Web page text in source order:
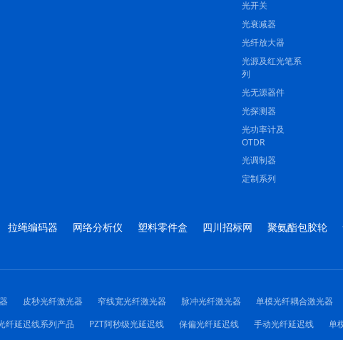
光开关
光衰减器
光纤放大器
光源及红光笔系
列
光无源器件
光探测器
光功率计及
OTDR
光调制器
定制系列
拉绳编码器 网络分析仪 塑料零件盒 四川招标网 聚氨酯包胶轮
皮秒光纤激光器 窄线宽光纤激光器 脉冲光纤激光器 单模光纤耦合激光器
纤延迟线系列产品
PZT阿秒级光延迟线 保偏光纤延迟线 手动光纤延迟线 单